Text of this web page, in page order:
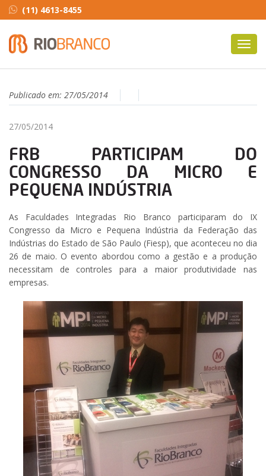
(11) 4613-8455
Publicado em: 27/05/2014
27/05/2014
FRB PARTICIPAM DO
CONGRESSO DA MICRO E
PEQUENA INDÚSTRIA
As Faculdades Integradas Rio Branco participaram do IX
Congresso da Micro e Pequena Indústria da Federação das
Indústrias do Estado de São Paulo (Fiesp), que aconteceu no dia
26 de maio. O evento abordou como a gestão e a produção
necessitam de controles para a maior produtividade nas
empresas.